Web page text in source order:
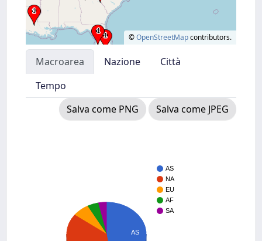
©OpenStreetMapcontributors.
Macroarea Nazione
Città
Tempo
Salva come PNG
Salva come JPEG
AS
NA
EU
AF
SA
AS